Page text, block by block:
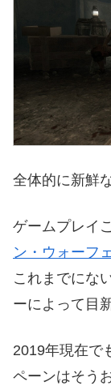
全体的に新鮮
ゲームプレイ
ン・ウォーフ
これまでにな
ーによって目
2019年現在で
ペーンはそう